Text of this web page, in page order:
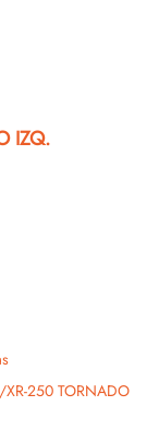
IZQ.
250 TORNADO